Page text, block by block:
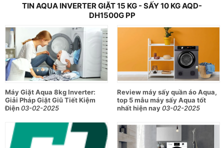
TIN AQUA INVERTER GIẶT 15 KG - SẤY 10 KG AQD-
DH1500G PP
Máy Giặt Aqua 8kg Inverter:
Giải Pháp Giặt Giũ Tiết Kiệm
Điện03-02-2025
Review máy sấy quần áo Aqua,
top 5 mẫu máy sấy Aqua tốt
nhất hiện nay03-02-2025